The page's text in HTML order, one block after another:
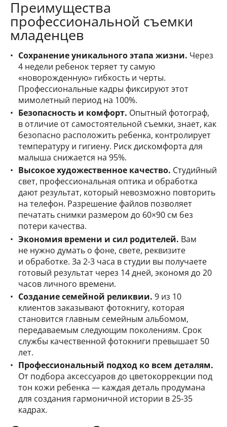
Преимущества
профессиональной съемки
младенцев
Сохранение уникального этапа жизни. Через
4 недели ребенок теряет ту самую
«новорожденную» гибкость и черты.
Профессиональные кадры фиксируют этот
мимолетный период на 100%.
Безопасность и комфорт. Опытный фотограф,
в отличие от самостоятельной съемки, знает, как
безопасно расположить ребенка, контролирует
температуру и гигиену. Риск дискомфорта для
малыша снижается на 95%.
Высокое художественное качество. Студийный
свет, профессиональная оптика и обработка
дают результат, который невозможно повторить
на телефон. Разрешение файлов позволяет
печатать снимки размером до 60×90 см без
потери качества.
Экономия времени и сил родителей. Вам
не нужно думать о фоне, свете, реквизите
и обработке. За 2-3 часа в студии вы получаете
готовый результат через 14 дней, экономя до 20
часов личного времени.
Создание семейной реликвии. 9 из 10
клиентов заказывают фотокнигу, которая
становится главным семейным альбомом,
передаваемым следующим поколениям. Срок
службы качественной фотокниги превышает 50
лет.
Профессиональный подход ко всем деталям.
От подбора аксессуаров до цветокоррекции под
тон кожи ребенка — каждая деталь продумана
для создания гармоничной истории в 25-35
кадрах.